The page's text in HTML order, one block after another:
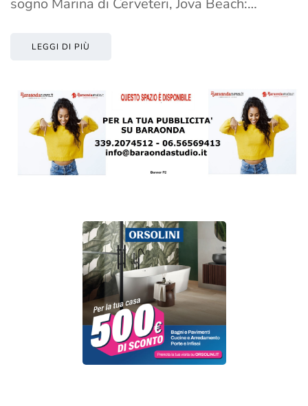
sogno Marina di Cerveteri, Jova Beach:…
LEGGI DI PIÙ